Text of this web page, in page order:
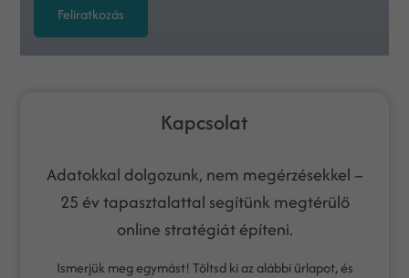
Feliratkozás
Kapcsolat
Adatokkal dolgozunk, nem megérzésekkel –
25 év tapasztalattal segítünk megtérülő
online stratégiát építeni.
Ismerjük meg egymást! Töltsd ki az alábbi űrlapot, és